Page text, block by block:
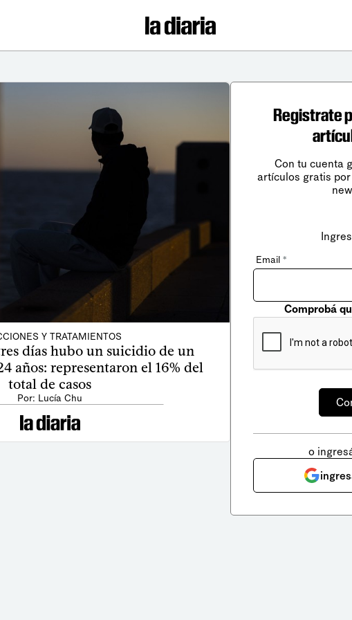
Y TRATAMIENTOS
días hubo un suicidio de un
años: representaron el 16% del
total de casos
Por: Lucía Chu
Registrate
Con tu cuenta
artículos gratis
Email *
Comprobá
o